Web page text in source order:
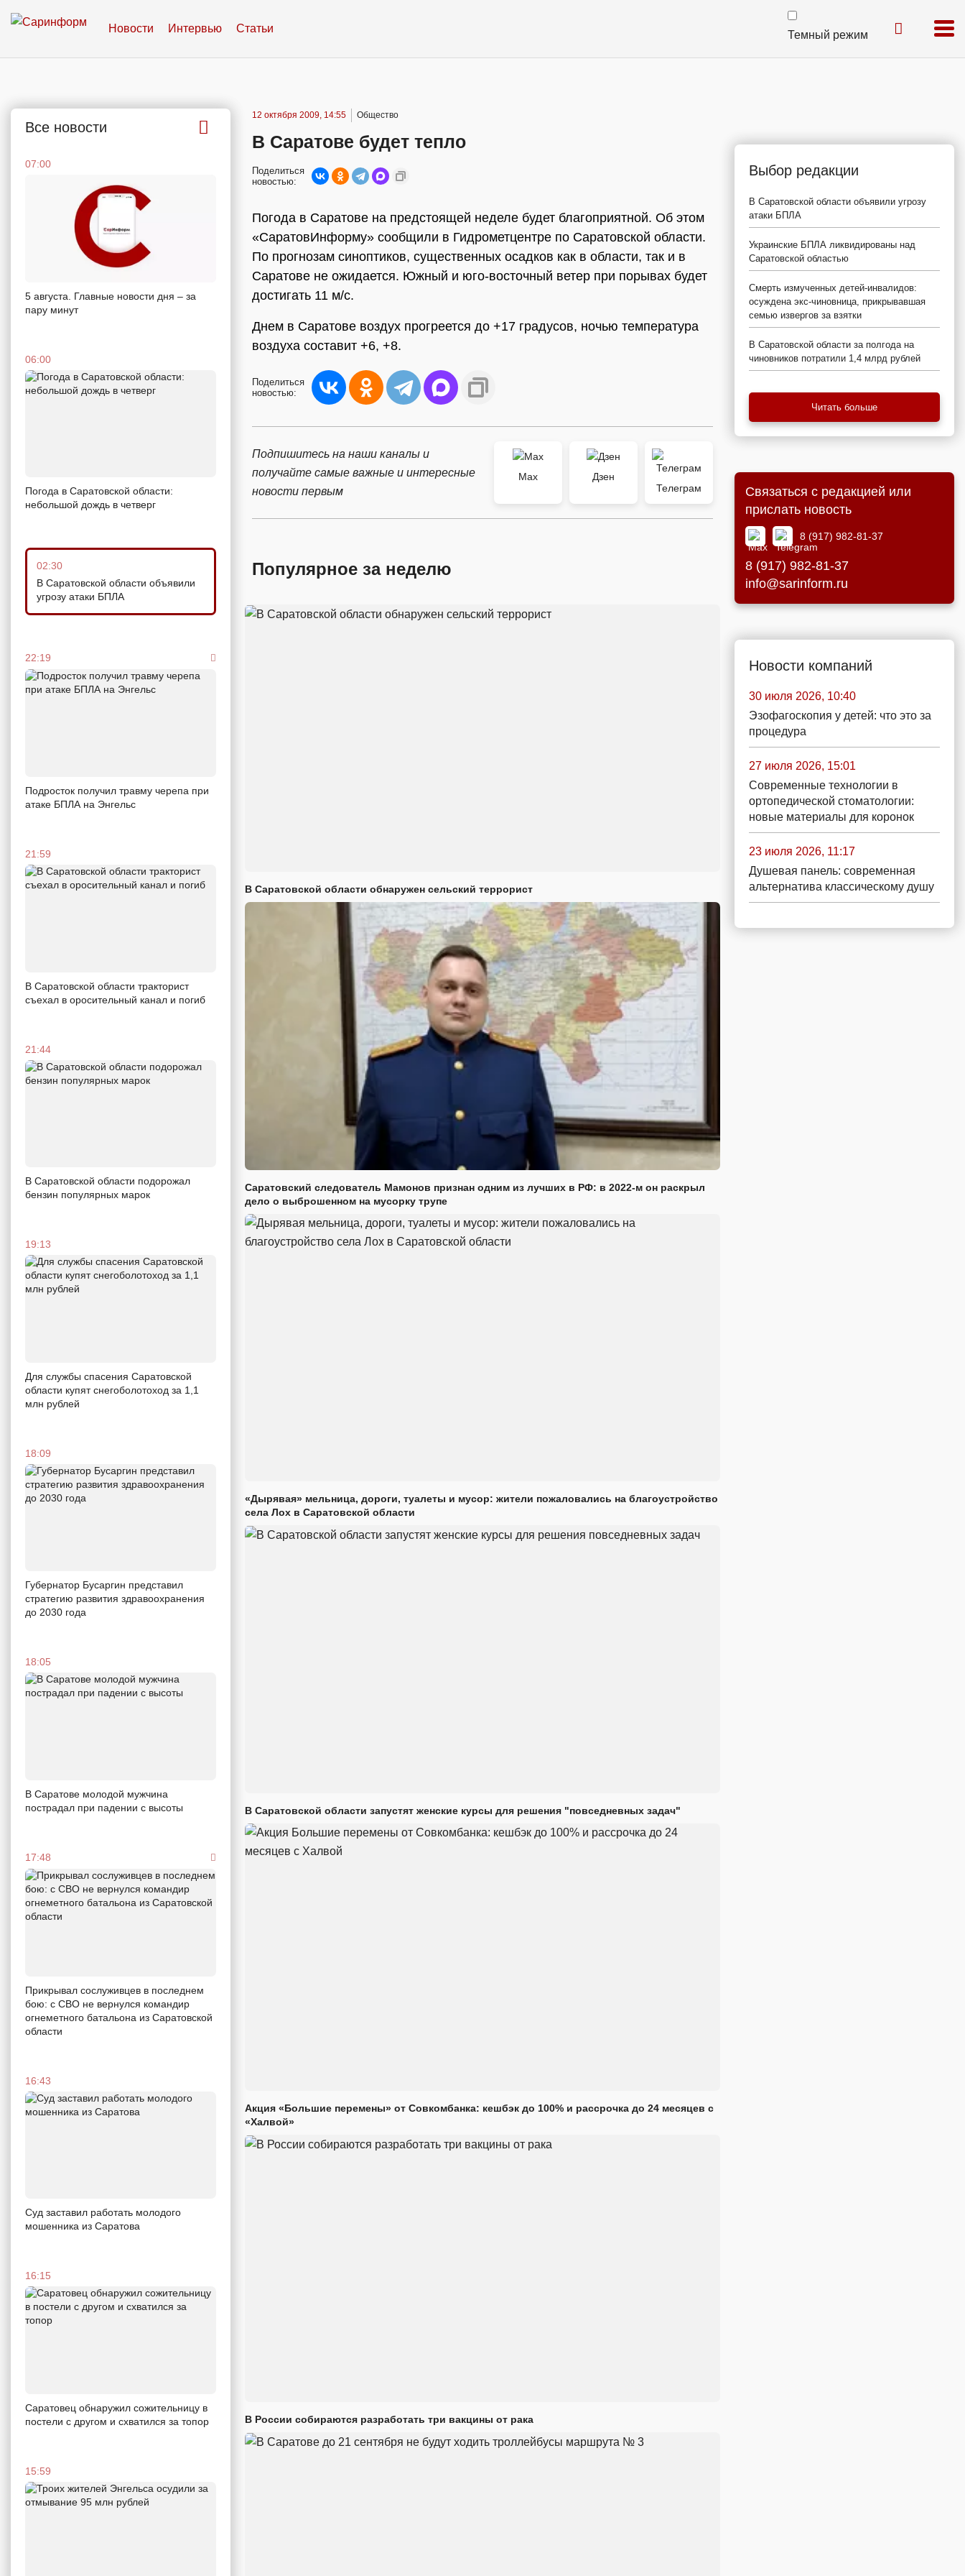
Новости Интервью Статьи
Темный режим
Все новости
07:00
5 августа. Главные новости дня – за
пару минут
06:00
Погода в Саратовской области:
небольшой дождь в четверг
02:30
В Саратовской области объявили
угрозу атаки БПЛА
22:19
Подросток получил травму черепа при
атаке БПЛА на Энгельс
21:59
В Саратовской области тракторист
съехал в оросительный канал и погиб
21:44
В Саратовской области подорожал
бензин популярных марок
19:13
Для службы спасения Саратовской
области купят снегоболотоход за 1,1
млн рублей
18:09
Губернатор Бусаргин представил
стратегию развития здравоохранения
до 2030 года
18:05
В Саратове молодой мужчина
пострадал при падении с высоты
17:48
Прикрывал сослуживцев в последнем
бою: с СВО не вернулся командир
огнеметного батальона из Саратовской
области
16:43
Суд заставил работать молодого
мошенника из Саратова
16:15
Саратовец обнаружил сожительницу в
постели с другом и схватился за топор
15:59
12 октября 2009, 14:55 Общество
В Саратове будет тепло
Поделиться
новостью:
Погода в Саратове на предстоящей неделе будет благоприятной. Об этом
«СаратовИнформу» сообщили в Гидрометцентре по Саратовской области.
По прогнозам синоптиков, существенных осадков как в области, так и в
Саратове не ожидается. Южный и юго-восточный ветер при порывах будет
достигать 11 м/с.
Днем в Саратове воздух прогреется до +17 градусов, ночью температура
воздуха составит +6, +8.
Поделиться
новостью:
Подпишитесь на наши каналы и
получайте самые важные и интересные
новости первым
Max
Дзен
Телеграм
Популярное за неделю
В Саратовской области обнаружен сельский террорист
Саратовский следователь Мамонов признан одним из лучших в РФ: в 2022-м он раскрыл
дело о выброшенном на мусорку трупе
«Дырявая» мельница, дороги, туалеты и мусор: жители пожаловались на благоустройство
села Лох в Саратовской области
В Саратовской области запустят женские курсы для решения "повседневных задач"
Акция «Большие перемены» от Совкомбанка: кешбэк до 100% и рассрочка до 24 месяцев с
«Халвой»
В России собираются разработать три вакцины от рака
Выбор редакции
В Саратовской области объявили угрозу
атаки БПЛА
Украинские БПЛА ликвидированы над
Саратовской областью
Смерть измученных детей-инвалидов:
осуждена экс-чиновница, прикрывавшая
семью извергов за взятки
В Саратовской области за полгода на
чиновников потратили 1,4 млрд рублей
Читать больше
Связаться с редакцией или
прислать новость
8 (917) 982-81-37
8 (917) 982-81-37
info@sarinform.ru
Новости компаний
30 июля 2026, 10:40
Эзофагоскопия у детей: что это за
процедура
27 июля 2026, 15:01
Современные технологии в
ортопедической стоматологии:
новые материалы для коронок
23 июля 2026, 11:17
Душевая панель: современная
альтернатива классическому душу